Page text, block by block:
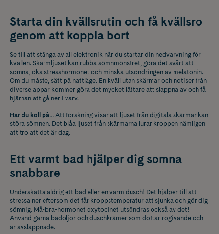
Starta din kvällsrutin och få kvällsro
genom att koppla bort
Se till att stänga av all elektronik när du startar din nedvarvning för
kvällen. Skärmljuset kan rubba sömnmönstret, göra det svårt att
somna, öka stresshormonet och minska utsöndringen av melatonin.
Om du måste, sätt på nattläge. En kväll utan skärmar och notiser från
diverse appar kommer göra det mycket lättare att slappna av och få
hjärnan att gå ner i varv.
Har du koll på… Att forskning visar att ljuset från digitala skärmar kan
störa sömnen. Det blåa ljuset från skärmarna lurar kroppen nämligen
att tro att det är dag.
Ett varmt bad hjälper dig somna
snabbare
Underskatta aldrig ett bad eller en varm dusch! Det hjälper till att
stressa ner eftersom det får kroppstemperatur att sjunka och gör dig
sömnig. Må-bra-hormonet oxytocinet utsöndras också av det!
Använd gärna badoljor och duschkrämer som doftar rogivande och
är avslappnade.